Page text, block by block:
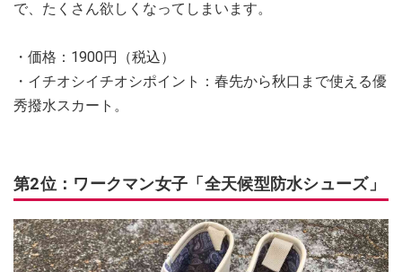
で、たくさん欲しくなってしまいます。
・価格：1900円（税込）
・イチオシイチオシポイント：春先から秋口まで使える優
秀撥水スカート。
第2位：ワークマン女子「全天候型防水シューズ」